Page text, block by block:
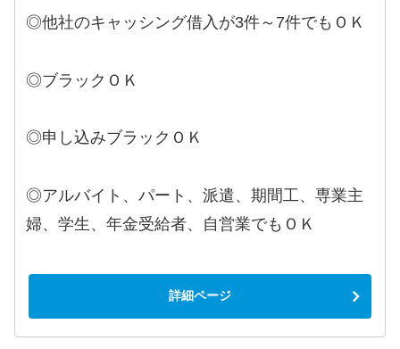
◎他社のキャッシング借入が3件～7件でもＯＫ
◎ブラックＯＫ
◎申し込みブラックＯＫ
◎アルバイト、パート、派遣、期間工、専業主
婦、学生、年金受給者、自営業でもＯＫ
詳細ページ